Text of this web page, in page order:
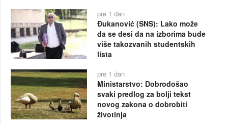
pre 1 dan
Đukanović (SNS): Lako može
da se desi da na izborima bude
više takozvanih studentskih
lista
pre 1 dan
Ministarstvo: Dobrodošao
svaki predlog za bolji tekst
novog zakona o dobrobiti
životinja